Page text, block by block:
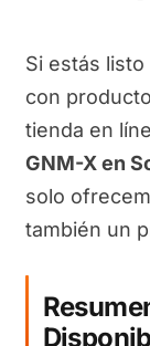
Si estás
con
tienda en
GNM-X en
solo
también un